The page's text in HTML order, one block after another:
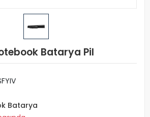
Batarya Pil
Batarya